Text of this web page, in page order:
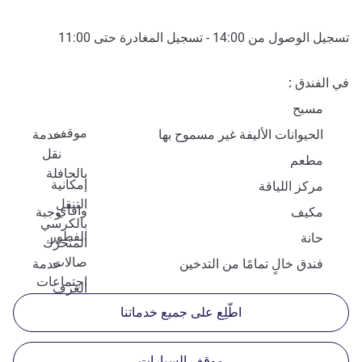
تسجيل الوصول من 14:00 - تسجيل المغادرة حتى 11:00
في الفندق
مسبح
موقف
الحيوانات الأليفة غير مسموح بها
خدمة
نقل
بالحافلة
مطعم
إمكانية
التنقل
بالكرسي
المتحرّك
مركز اللياقة
وافاي
مكيف
وجبة
الفطور
حانة
صالات
اجتماعات
فندق خالٍ تمامًا من التدخين
خدمة
الغرف
اطّلِع على جميع خدماتنا